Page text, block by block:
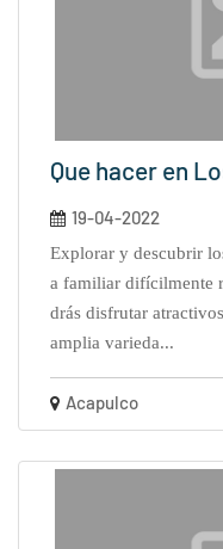
Que hacer en
19-04-2022
explorar y descubrir los cabos con niños es una experienci
a familiar difícilmente
drás disfrutar
amplia varieda...
Acapulco